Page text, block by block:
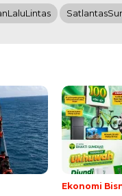
Ekonomi